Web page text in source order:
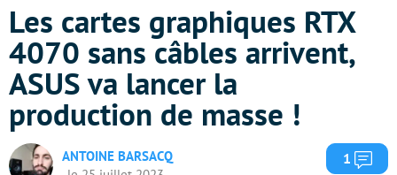
Les cartes graphiques RTX
4070 sans câbles arrivent,
ASUS va lancer la
production de masse !
ANTOINE BARSACQ
1